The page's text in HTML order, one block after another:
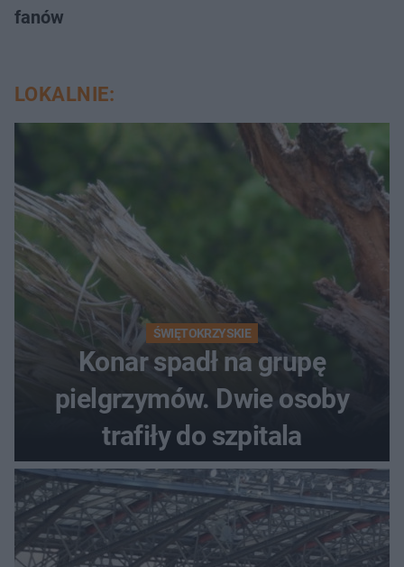
fanów
LOKALNIE:
ŚWIĘTOKRZYSKIE
Konar spadł na grupę
pielgrzymów. Dwie osoby
trafiły do szpitala